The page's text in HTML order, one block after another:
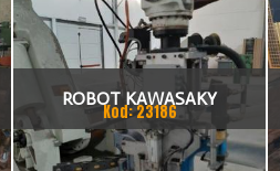
ROBOT KAWASAKY
Kod: 23186